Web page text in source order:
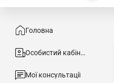
Головна
Особистий кабінет
Мої консультації